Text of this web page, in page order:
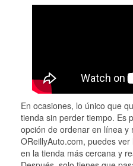
En ocasiones, lo único que
tienda sin perder tiempo. Es
opción de ordenar en línea y
OReillyAuto.com, puedes
en la tienda más cercana y